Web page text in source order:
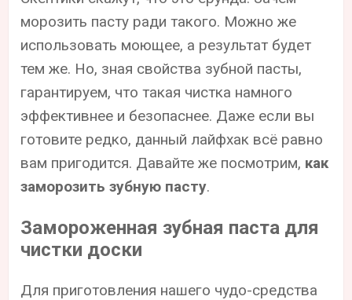
морозить пасту ради такого. Можно же
использовать моющее, а результат будет
тем же. Но, зная свойства зубной пасты,
гарантируем, что такая чистка намного
эффективнее и безопаснее. Даже если вы
готовите редко, данный лайфхак всё равно
вам пригодится. Давайте же посмотрим, как
заморозить зубную пасту.
Замороженная зубная паста для
чистки доски
Для приготовления нашего чудо-средства